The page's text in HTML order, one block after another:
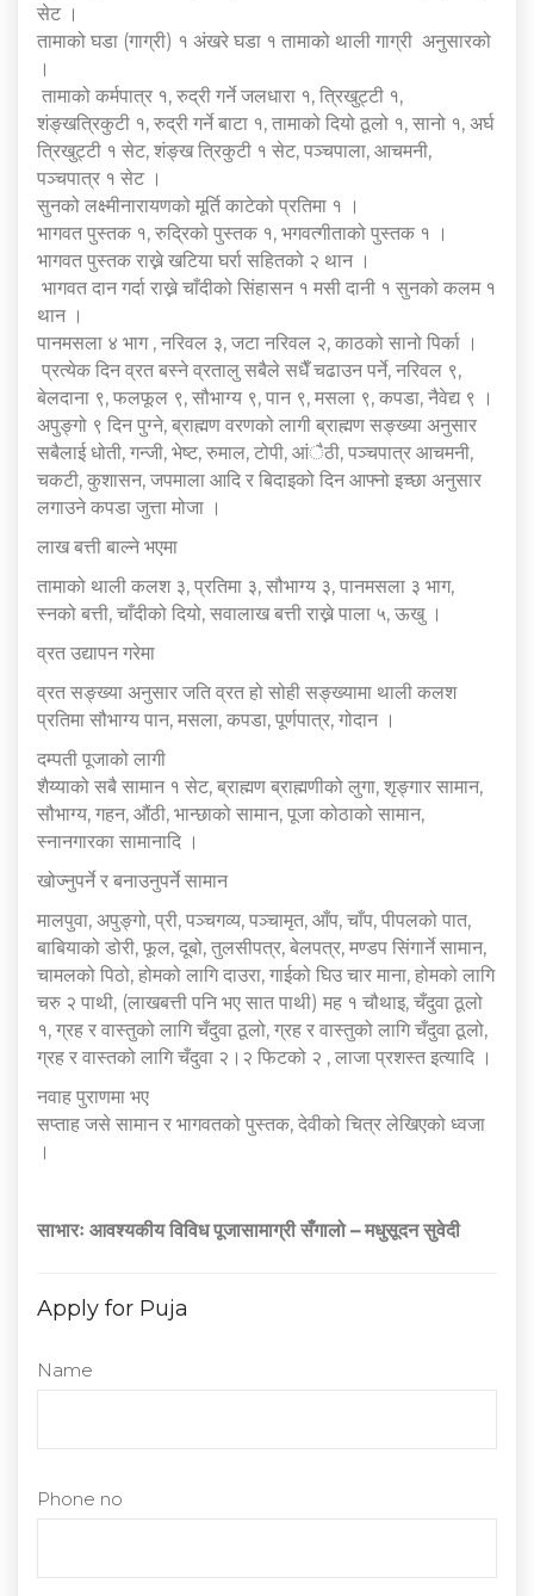
सेट ।
तामाको घडा (गाग्री) १ अंखरे घडा १ तामाको थाली गाग्री अनुसारको
।
तामाको कर्मपात्र १, रुद्री गर्ने जलधारा १, त्रिखुट्टी १,
शंङ्खत्रिकुटी १, रुद्री गर्ने बाटा १, तामाको दियो ठूलो १, सानो १, अर्घ
त्रिखुट्टी १ सेट, शंङ्ख त्रिकुटी १ सेट, पञ्चपाला, आचमनी,
पञ्चपात्र १ सेट ।
सुनको लक्ष्मीनारायणको मूर्ति काटेको प्रतिमा १ ।
भागवत पुस्तक १, रुद्रिको पुस्तक १, भगवत्गीताको पुस्तक १ ।
भागवत पुस्तक राख्ने खटिया घर्रा सहितको २ थान ।
भागवत दान गर्दा राख्ने चाँदीको सिंहासन १ मसी दानी १ सुनको कलम १
थान ।
पानमसला ४ भाग , नरिवल ३, जटा नरिवल २, काठको सानो पिर्का ।
प्रत्येक दिन व्रत बस्ने व्रतालु सबैले सधैँ चढाउन पर्ने, नरिवल ९,
बेलदाना ९, फलफूल ९, सौभाग्य ९, पान ९, मसला ९, कपडा, नैवेद्य ९ ।
अपुङ्गो ९ दिन पुग्ने, ब्राह्मण वरणको लागी ब्राह्मण सङ्ख्या अनुसार
सबैलाई धोती, गन्जी, भेष्ट, रुमाल, टोपी, आंैठी, पञ्चपात्र आचमनी,
चकटी, कुशासन, जपमाला आदि र बिदाइको दिन आफ्नो इच्छा अनुसार
लगाउने कपडा जुत्ता मोजा ।
लाख बत्ती बाल्ने भएमा
तामाको थाली कलश ३, प्रतिमा ३, सौभाग्य ३, पानमसला ३ भाग,
स्नको बत्ती, चाँदीको दियो, सवालाख बत्ती राख्ने पाला ५, ऊखु ।
व्रत उद्यापन गरेमा
व्रत सङ्ख्या अनुसार जति व्रत हो सोही सङ्ख्यामा थाली कलश
प्रतिमा सौभाग्य पान, मसला, कपडा, पूर्णपात्र, गोदान ।
दम्पती पूजाको लागी
शैय्याको सबै सामान १ सेट, ब्राह्मण ब्राह्मणीको लुगा, शृङ्गार सामान,
सौभाग्य, गहन, औंठी, भान्छाको सामान, पूजा कोठाको सामान,
स्नानगारका सामानादि ।
खोज्नुपर्ने र बनाउनुपर्ने सामान
मालपुवा, अपुङ्गो, प्री, पञ्चगव्य, पञ्चामृत, आँप, चाँप, पीपलको पात,
बाबियाको डोरी, फूल, दूबो, तुलसीपत्र, बेलपत्र, मण्डप सिंगार्ने सामान,
चामलको पिठो, होमको लागि दाउरा, गाईको घिउ चार माना, होमको लागि
चरु २ पाथी, (लाखबत्ती पनि भए सात पाथी) मह १ चौथाइ, चँदुवा ठूलो
१, ग्रह र वास्तुको लागि चँदुवा ठूलो, ग्रह र वास्तुको लागि चँदुवा ठूलो,
ग्रह र वास्तको लागि चँदुवा २।२ फिटको २ , लाजा प्रशस्त इत्यादि ।
नवाह पुराणमा भए
सप्ताह जसे सामान र भागवतको पुस्तक, देवीको चित्र लेखिएको ध्वजा
।
साभारः आवश्यकीय विविध पूजासामाग्री सँगालो – मधुसूदन सुवेदी
Apply for Puja
Name
Phone no